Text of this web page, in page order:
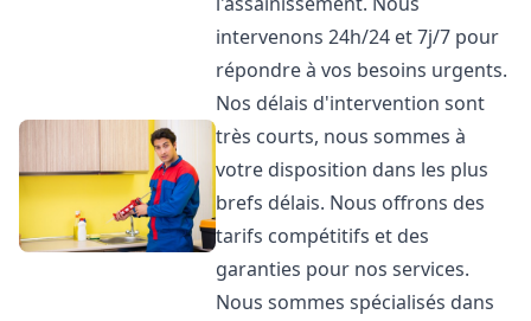
intervenons 24h/24 et 7j/7 pour
répondre à vos besoins urgents.
Nos délais d'intervention sont
très courts, nous sommes à
votre disposition dans les plus
brefs délais. Nous offrons des
tarifs compétitifs et des
garanties pour nos services.
Nous sommes spécialisés dans